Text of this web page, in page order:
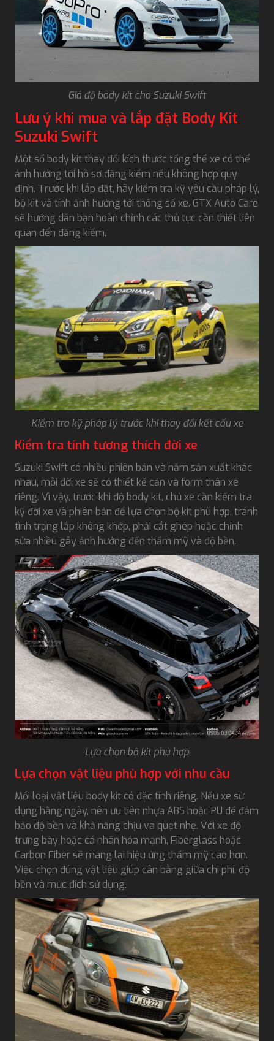
Giá độ body kit cho Suzuki Swift
Lưu ý khi mua và lắp đặt Body Kit
Suzuki Swift
Một số body kit thay đổi kích thước tổng thể xe có thể
ảnh hưởng tới hồ sơ đăng kiểm nếu không hợp quy
định. Trước khi lắp đặt, hãy kiểm tra kỹ yêu cầu pháp lý,
bộ kit và tính ảnh hưởng tới thông số xe. GTX Auto Care
sẽ hướng dẫn bạn hoàn chỉnh các thủ tục cần thiết liên
quan đến đăng kiểm.
Kiểm tra kỹ pháp lý trước khi thay đổi kết cấu xe
Kiểm tra tính tương thích đời xe
Suzuki Swift có nhiều phiên bản và năm sản xuất khác
nhau, mỗi đời xe sẽ có thiết kế cản và form thân xe
riêng. Vì vậy, trước khi độ body kit, chủ xe cần kiểm tra
kỹ đời xe và phiên bản để lựa chọn bộ kit phù hợp, tránh
tình trạng lắp không khớp, phải cắt ghép hoặc chỉnh
sửa nhiều gây ảnh hưởng đến thẩm mỹ và độ bền.
Lựa chọn bộ kit phù hợp
Lựa chọn vật liệu phù hợp với nhu cầu
Mỗi loại vật liệu body kit có đặc tính riêng. Nếu xe sử
dụng hằng ngày, nên ưu tiên nhựa ABS hoặc PU để đảm
bảo độ bền và khả năng chịu va quẹt nhẹ. Với xe độ
trưng bày hoặc cá nhân hóa mạnh, Fiberglass hoặc
Carbon Fiber sẽ mang lại hiệu ứng thẩm mỹ cao hơn.
Việc chọn đúng vật liệu giúp cân bằng giữa chi phí, độ
bền và mục đích sử dụng.